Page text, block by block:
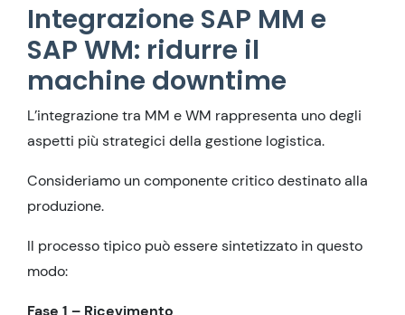
Integrazione SAP MM e
SAP WM: ridurre il
machine downtime
L’integrazione tra MM e WM rappresenta uno degli
aspetti più strategici della gestione logistica.
Consideriamo un componente critico destinato alla
produzione.
Il processo tipico può essere sintetizzato in questo
modo:
Fase 1 – Ricevimento